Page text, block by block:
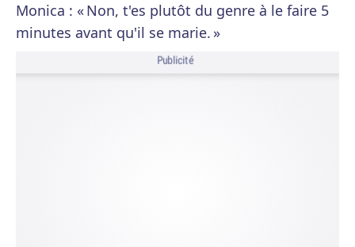
Monica : « Non, t'es plutôt du genre à le faire 5
minutes avant qu'il se marie. »
Publicité